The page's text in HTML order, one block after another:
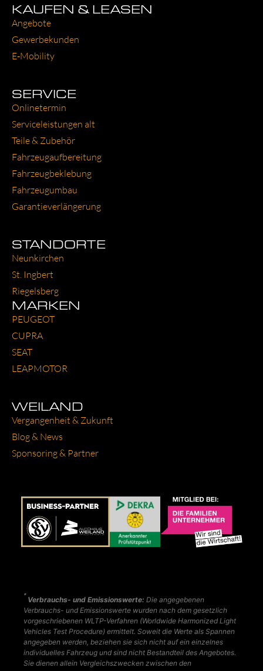
KAUFEN & LEASEN
Ange­bo­te
Gewer­be­kun­den
E‑Mobility
SERVICE
Online­ter­min
Ser­vice­leis­tun­gen alt
Tei­le & Zube­hör
Fahr­zeug­auf­be­rei­tung
Fahr­zeug­be­kle­bung
Fahr­zeug­um­bau
Garantie­verlängerung
STANDORTE
Neun­kir­chen
St. Ing­bert
Rie­gels­berg
MARKEN
PEU­GEOT
CUP­RA
SEAT
LEAP­MO­TOR
WEILAND
Ver­gan­gen­heit & Zukunft
Blog & News
Spon­so­ring & Part­ner
*
Verbrauchs- und Emissionswerte: Die angegebenen
Verbrauchs- und Emissionswerte wurden nach dem gesetzlich
vorgeschriebenen WLTP-Verfahren (Worldwide Harmonized Light
Vehicles Test Procedure) ermittelt. Soweit die Werte als Spannen
angegeben werden, beziehen sie sich nicht auf ein einzelnes
individuelles Fahrzeug und sind nicht Bestandteil des Angebotes.
Sie dienen allein Vergleichszwecken zwischen den